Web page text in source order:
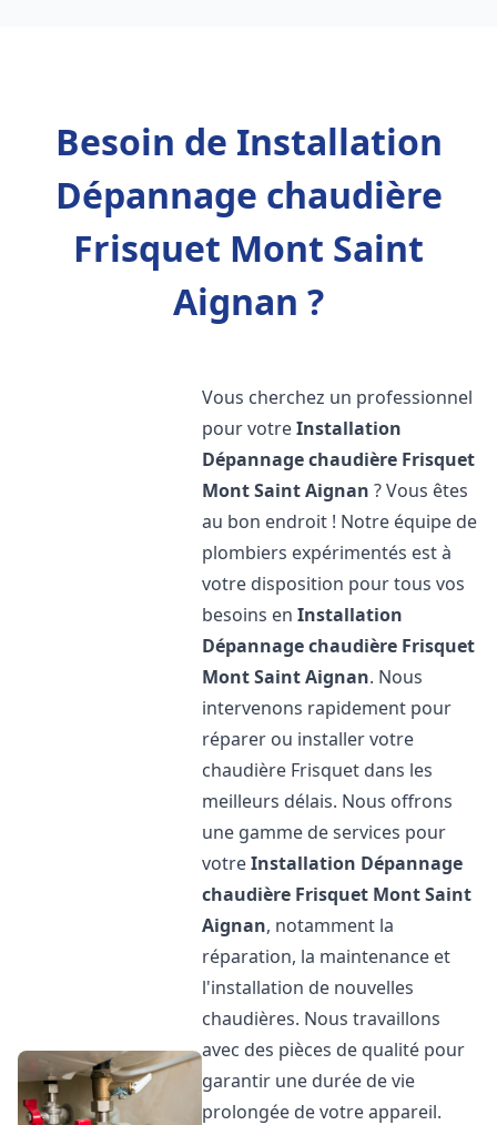
Besoin de Installation
Dépannage chaudière
Frisquet Mont Saint
Aignan ?
Vous cherchez un professionnel
pour votreInstallation
Dépannage chaudière Frisquet
Mont Saint Aignan ? Vous êtes
au bon endroit ! Notre équipe de
plombiers expérimentés est à
votre disposition pour tous vos
besoins enInstallation
Dépannage chaudière Frisquet
Mont Saint Aignan. Nous
intervenons rapidement pour
réparer ou installer votre
chaudière Frisquet dans les
meilleurs délais. Nous offrons
une gamme de services pour
votreInstallation Dépannage
chaudière Frisquet Mont Saint
Aignan, notamment la
réparation, la maintenance et
l'installation de nouvelles
chaudières. Nous travaillons
avec des pièces de qualité pour
garantir une durée de vie
prolongée de votre appareil.